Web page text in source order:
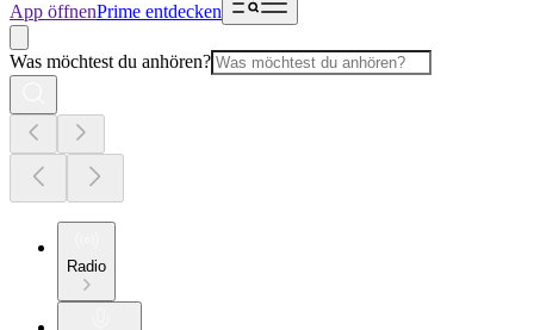
App öffnenPrime entdecken
Was möchtest du anhören?
Radio